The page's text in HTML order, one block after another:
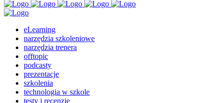
eLearning
narzędzia szkoleniowe
narzędzia trenera
offtopic
podcasty
prezentacje
szkolenia
technologia w szkole
testy i recenzje